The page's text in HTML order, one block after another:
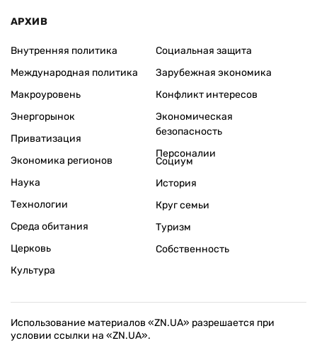
АРХИВ
Внутренняя политика
Международная политика
Макроуровень
Энергорынок
Приватизация
Экономика регионов
Социальная защита
Зарубежная экономика
Конфликт интересов
Экономическая
безопасность
Персоналии
Наука
Технологии
Среда обитания
Церковь
Культура
Социум
История
Круг семьи
Туризм
Собственность
Использование материалов «ZN.UA» разрешается при
условии ссылки на «ZN.UA».